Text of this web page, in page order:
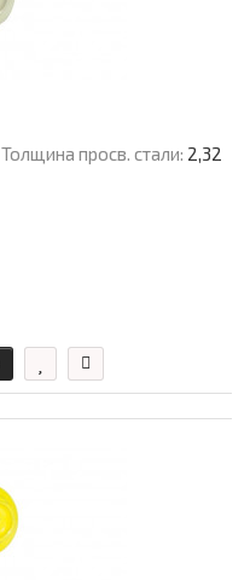
Толщина просв. стали: 2,32